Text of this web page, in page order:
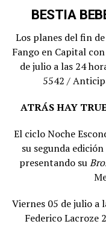
BESTIA
Los planes del fin
Fango en Capital
de julio a las 24
5542 /
ATRÁS HAY
El ciclo Noche
su segunda
presentando su
Viernes 05 de julio a
Federico Lacroze